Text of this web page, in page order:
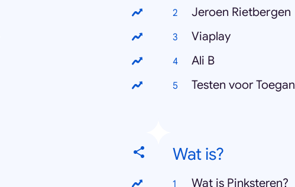
Jeroen Rietbergen
Viaplay
Ali B
Testen voor
Wat is?
Wat is Pinksteren?